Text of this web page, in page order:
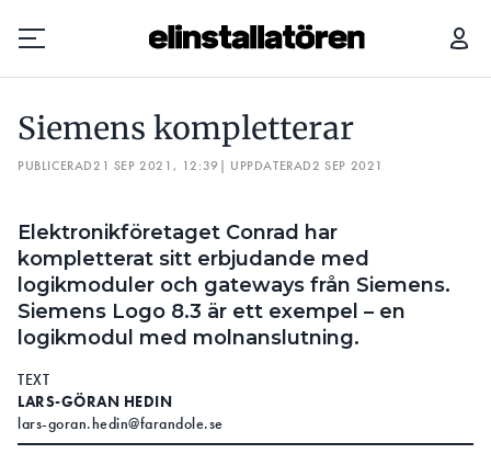
Prenumerera
Lediga jobb
Annonsera
Om tidningen
Siemens kompletterar
PUBLICERAD21 SEP 2021, 12:39 | UPPDATERAD2 SEP 2021
Elektronikföretaget Conrad har
kompletterat sitt erbjudande med
logikmoduler och gateways från Siemens.
Siemens Logo 8.3 är ett exempel – en
logikmodul med molnanslutning.
TEXT
LARS-GÖRAN HEDIN
lars-goran.hedin@farandole.se